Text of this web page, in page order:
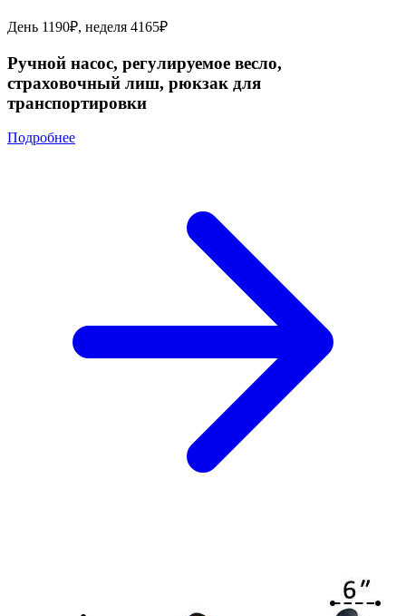
День 1190₽, неделя 4165₽
Ручной насос, регулируемое весло,
страховочный лиш, рюкзак для
транспортировки
Подробнее